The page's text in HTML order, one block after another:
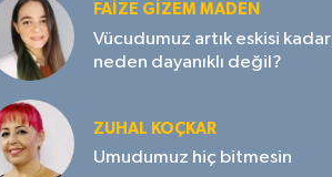
FAIZE GIZEM MADEN
Vücudumuz artık eskisi kadar
neden dayanıklı değil?
ZUHAL KOÇKAR
Umudumuz hiç bitmesin